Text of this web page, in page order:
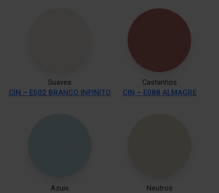
Suaves
CIN – E502 BRANCO INFINITO
Castanhos
CIN – E088 ALMAGRE
Azuis Neutros